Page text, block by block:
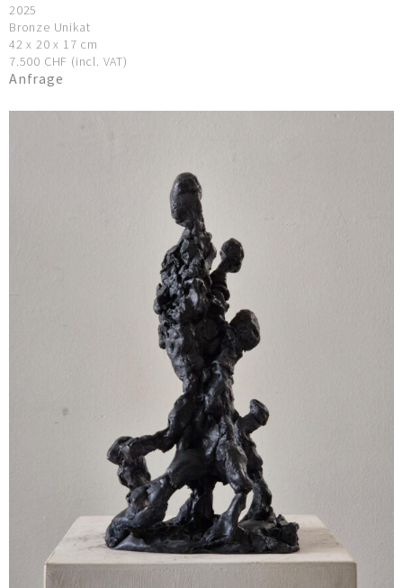
2025
Bronze Unikat
42 x 20 x 17 cm
7.500 CHF (incl. VAT)
Anfrage